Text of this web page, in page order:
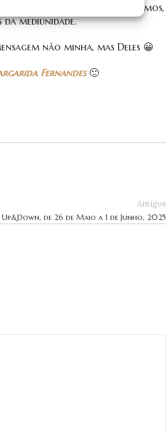
une, pelo qual eu e Eles falamos,
mediunidade.
não minha, mas Deles 😀
Fernandes🙂
Antigos
de 26 de Maio a 1 de Junho, 2025